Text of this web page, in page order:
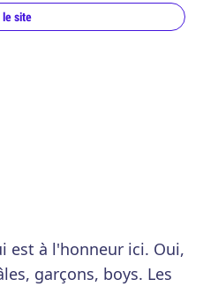
site
est à l'honneur ici. Oui,
garçons, boys. Les